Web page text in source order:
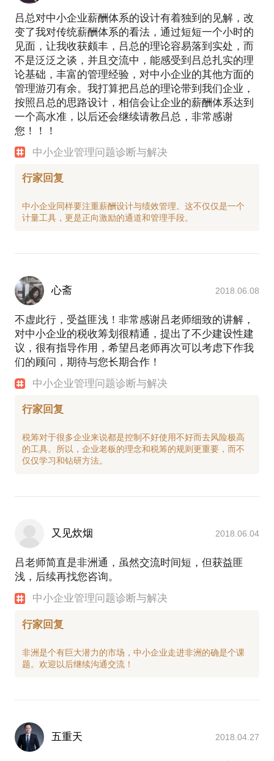
吕总对中小企业薪酬体系的设计有着独到的见解，改
变了我对传统薪酬体系的看法，通过短短一个小时的
见面，让我收获颇丰，吕总的理论容易落到实处，而
不是泛泛之谈，并且交流中，能感受到吕总扎实的理
论基础，丰富的管理经验，对中小企业的其他方面的
管理游刃有余。我打算把吕总的理论带到我们企业，
按照吕总的思路设计，相信会让企业的薪酬体系达到
一个高水准，以后还会继续请教吕总，非常感谢
您！！！
中小企业管理问题诊断与解决
行家回复
中小企业同样要注重薪酬设计与绩效管理。这不仅仅是一个
心斋 2018.06.08
不虚此行，受益匪浅！非常感谢吕老师细致的讲解，
对中小企业的税收筹划很精通，提出了不少建设性建
议，很有指导作用，希望吕老师再次可以考虑下作我
们的顾问，期待与您长期合作！
中小企业管理问题诊断与解决
行家回复
税筹对于很多企业来说都是控制不好使用不好而去风险极高
的工具。所以，企业老板的理念和税筹的规则更重要，而不
又见炊烟 2018.06.04
吕老师简直是非洲通，虽然交流时间短，但获益匪
浅，后续再找您咨询。
中小企业管理问题诊断与解决
行家回复
非洲是个有巨大潜力的市场，中小企业走进非洲的确是个课
五重天 2018.04.27